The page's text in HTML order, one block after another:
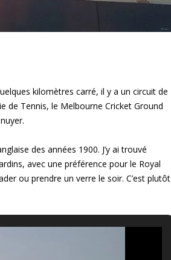
kilomètres carré, il y a un circuit de
de Tennis, le Melbourne Cricket Ground
des années 1900. J’y ai trouvé
avec une préférence pour le Royal
ou prendre un verre le soir. C’est plutôt